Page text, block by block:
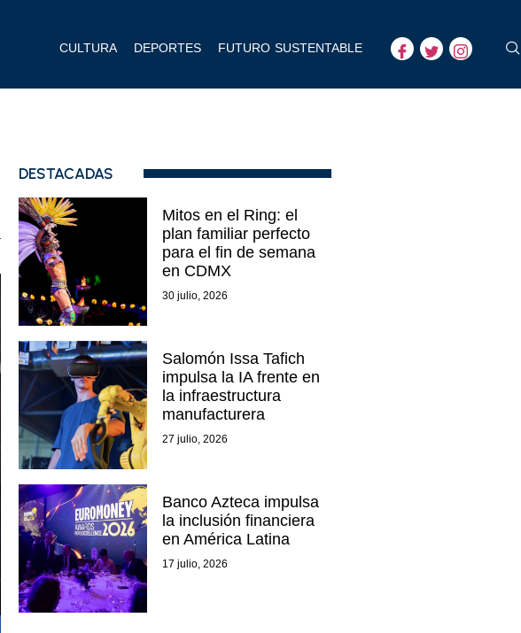
CULTURA DEPORTES FUTURO SUSTENTABLE
DESTACADAS
Mitos en el Ring: el
plan familiar perfecto
para el fin de semana
en CDMX
30 julio, 2026
Salomón Issa Tafich
impulsa la IA frente en
la infraestructura
manufacturera
27 julio, 2026
Banco Azteca impulsa
la inclusión financiera
en América Latina
17 julio, 2026